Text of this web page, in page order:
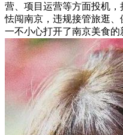
营、项目运营等方面投机
怯闯南京，违规接管旅逛、
一不小心打开了南京美食的